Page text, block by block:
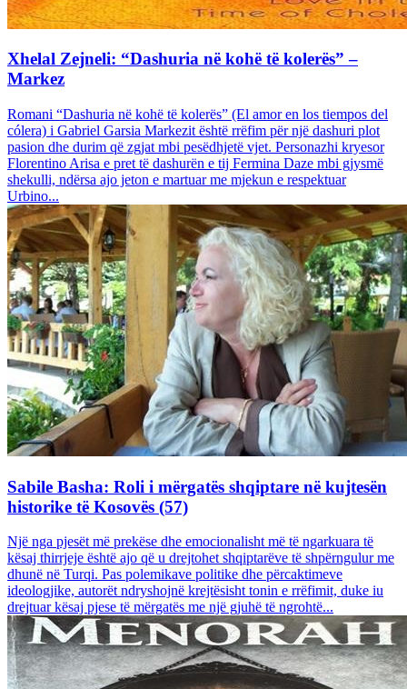
Xhelal Zejneli: “Dashuria në kohë të kolerës” –
Markez
Romani “Dashuria në kohë të kolerës” (El amor en los tiempos del
cólera) i Gabriel Garsia Markezit është rrëfim për një dashuri plot
pasion dhe durim që zgjat mbi pesëdhjetë vjet. Personazhi kryesor
Florentino Arisa e pret të dashurën e tij Fermina Daze mbi gjysmë
shekulli, ndërsa ajo jeton e martuar me mjekun e respektuar
Urbino...
Sabile Basha: Roli i mërgatës shqiptare në kujtesën
historike të Kosovës (57)
Një nga pjesët më prekëse dhe emocionalisht më të ngarkuara të
kësaj thirrjeje është ajo që u drejtohet shqiptarëve të shpërngulur me
dhunë në Turqi. Pas polemikave politike dhe përcaktimeve
ideologjike, autorët ndryshojnë krejtësisht tonin e rrëfimit, duke iu
drejtuar kësaj pjese të mërgatës me një gjuhë të ngrohtë...